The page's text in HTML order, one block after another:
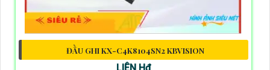
ĐẦU GHI KX-C4K8104SN2 KBVISION